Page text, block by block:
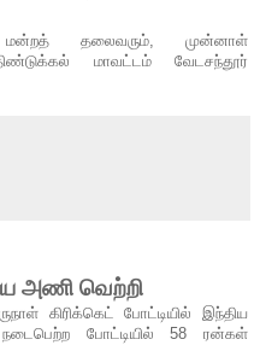
தலைவரும், முன்னாள்
மாவட்டம் வேடசந்தூர்
அணி வெற்றி
கிரிக்கெட் போட்டியில் இந்திய
போட்டியில் 58 ரன்கள்